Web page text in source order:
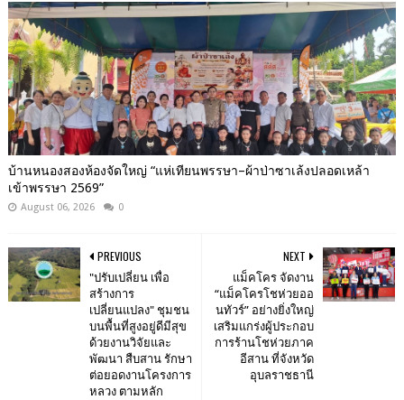
บ้านหนองสองห้องจัดใหญ่ “แห่เทียนพรรษา–ผ้าป่าซาเล้งปลอดเหล้า
เข้าพรรษา 2569”
August 06, 2026 0
NEXT
แม็คโคร จัดงาน
“แม็คโครโชห่วยออ
นทัวร์” อย่างยิ่งใหญ่
เสริมแกร่งผู้ประกอบ
การร้านโชห่วยภาค
อีสาน ที่จังหวัด
อุบลราชธานี
PREVIOUS
"ปรับเปลี่ยน เพื่อ
สร้างการ
เปลี่ยนแปลง" ชุมชน
บนพื้นที่สูงอยู่ดีมีสุข
ด้วยงานวิจัยและ
พัฒนา สืบสาน รักษา
ต่อยอดงานโครงการ
หลวง ตามหลัก